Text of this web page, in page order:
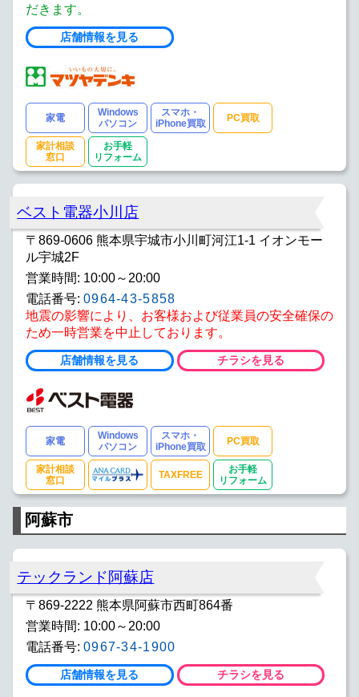
だきます。
店舗情報を見る
家電
Windows
パソコン
スマホ・
iPhone買取
PC買取
家計相談
窓口
お手軽
リフォーム
ベスト電器小川店
〒869-0606 熊本県宇城市小川町河江1-1 イオンモー
ル宇城2F
営業時間: 10:00～20:00
電話番号: 0964-43-5858
地震の影響により、お客様および従業員の安全確保の
ため一時営業を中止しております。
店舗情報を見る チラシを見る
家電
Windows
パソコン
スマホ・
iPhone買取
PC買取
家計相談
窓口
TAXFREE
お手軽
リフォーム
阿蘇市
テックランド阿蘇店
〒869-2222 熊本県阿蘇市西町864番
営業時間: 10:00～20:00
電話番号: 0967-34-1900
店舗情報を見る チラシを見る